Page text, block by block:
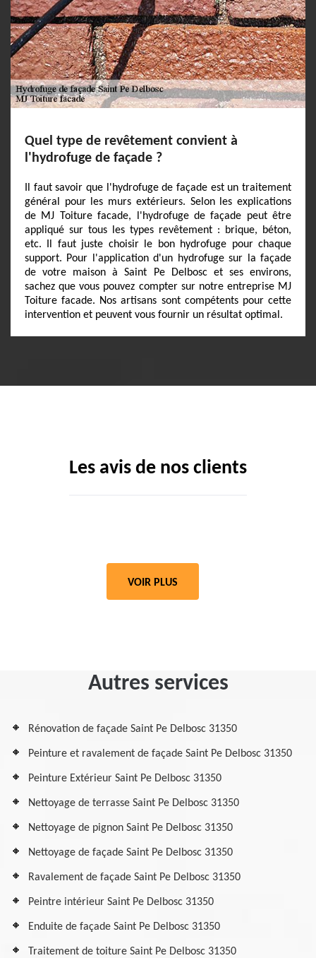
Quel type de revêtement convient à
l'hydrofuge de façade ?
Il faut savoir que l'hydrofuge de façade est un traitement
général pour les murs extérieurs. Selon les explications
de MJ Toiture facade, l'hydrofuge de façade peut être
appliqué sur tous les types revêtement : brique, béton,
etc. Il faut juste choisir le bon hydrofuge pour chaque
support. Pour l'application d'un hydrofuge sur la façade
de votre maison à Saint Pe Delbosc et ses environs,
sachez que vous pouvez compter sur notre entreprise MJ
Toiture facade. Nos artisans sont compétents pour cette
intervention et peuvent vous fournir un résultat optimal.
Les avis de nos clients
VOIR PLUS
Autres services
Rénovation de façade Saint Pe Delbosc 31350
Peinture et ravalement de façade Saint Pe Delbosc 31350
Peinture Extérieur Saint Pe Delbosc 31350
Nettoyage de terrasse Saint Pe Delbosc 31350
Nettoyage de pignon Saint Pe Delbosc 31350
Nettoyage de façade Saint Pe Delbosc 31350
Ravalement de façade Saint Pe Delbosc 31350
Peintre intérieur Saint Pe Delbosc 31350
Enduite de façade Saint Pe Delbosc 31350
Traitement de toiture Saint Pe Delbosc 31350